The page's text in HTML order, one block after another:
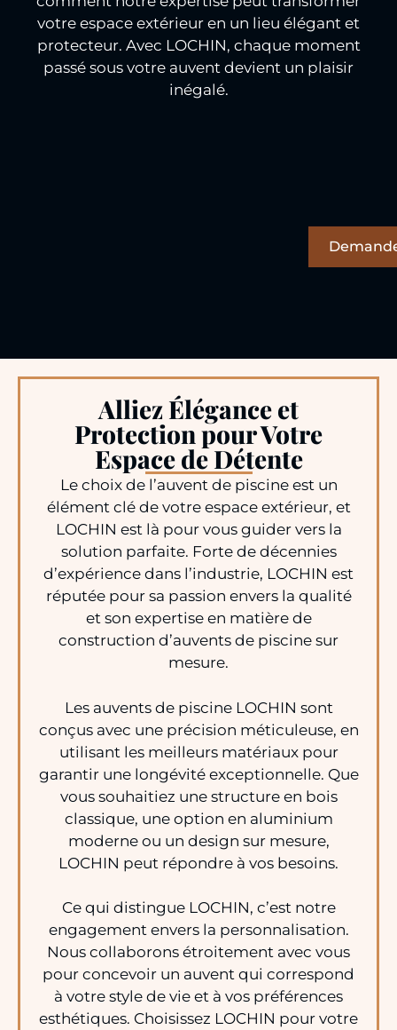
votre espace extérieur en un lieu élégant et
protecteur. Avec LOCHIN, chaque moment
passé sous votre auvent devient un plaisir
inégalé.
Alliez Élégance et
Protection pour Votre
Espace de Détente
Le choix de l’auvent de piscine est un
élément clé de votre espace extérieur, et
LOCHIN est là pour vous guider vers la
solution parfaite. Forte de décennies
d’expérience dans l’industrie, LOCHIN est
réputée pour sa passion envers la qualité
et son expertise en matière de
construction d’auvents de piscine sur
mesure.
Les auvents de piscine LOCHIN sont
conçus avec une précision méticuleuse, en
utilisant les meilleurs matériaux pour
garantir une longévité exceptionnelle. Que
vous souhaitiez une structure en bois
classique, une option en aluminium
moderne ou un design sur mesure,
LOCHIN peut répondre à vos besoins.
Ce qui distingue LOCHIN, c’est notre
engagement envers la personnalisation.
Nous collaborons étroitement avec vous
pour concevoir un auvent qui correspond
à votre style de vie et à vos préférences
esthétiques. Choisissez LOCHIN pour votre